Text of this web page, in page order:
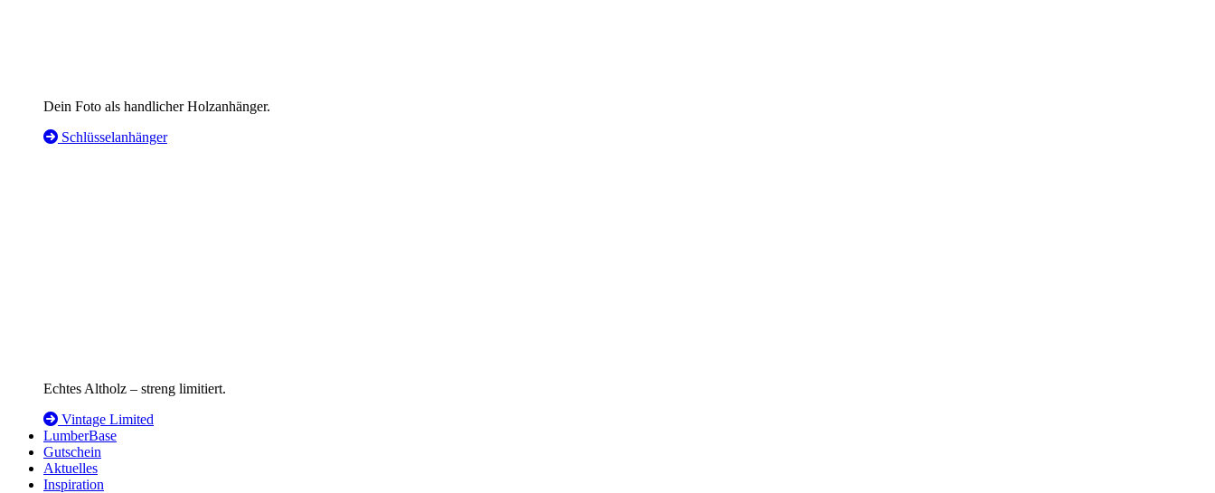
Dein Foto als handlicher Holzanhänger.
Schlüsselanhänger
Echtes Altholz – streng limitiert.
Vintage Limited
LumberBase
Gutschein
Aktuelles
Inspiration